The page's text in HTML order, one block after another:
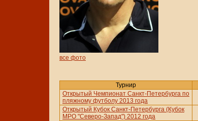
все фото
Турнир
Открытый Чемпионат Санкт-Петербурга по
пляжному футболу 2013 года
Открытый Кубок Санкт-Петербурга (Кубок
МРО "Северо-Запад") 2012 года